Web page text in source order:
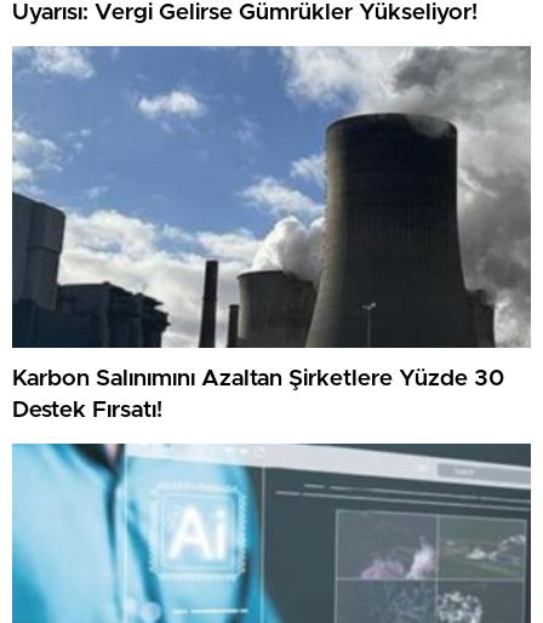
Uyarısı: Vergi Gelirse Gümrükler Yükseliyor!
Karbon Salınımını Azaltan Şirketlere Yüzde 30
Destek Fırsatı!